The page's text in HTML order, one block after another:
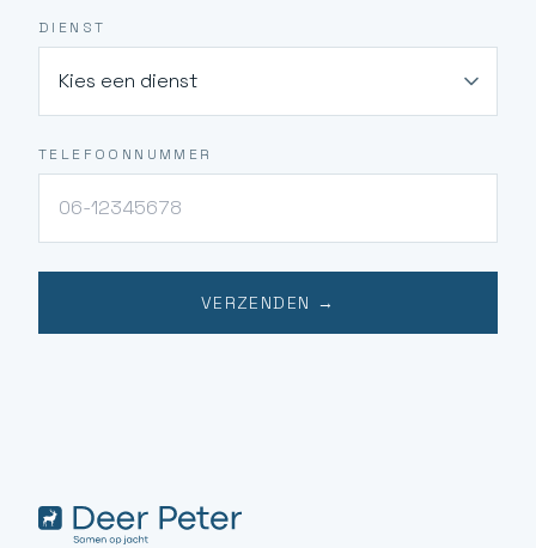
DIENST
TELEFOONNUMMER
VERZENDEN →